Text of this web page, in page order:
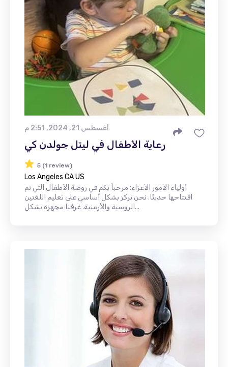
أغسطس 21, 2024, 2:51 م
رعاية الأطفال في ليتل جولدن كي
5 (1 review)
Los Angeles CA US
أولياء الأمور الأعزاء: مرحباً بكم في روضة الأطفال التي تم
افتتاحها حديثًا. نحن نركز بشكل أساسي على تعليم اللغتين
الروسية والأرمنية. غرفنا مجهزة بشكل...